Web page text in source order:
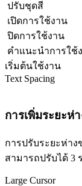
ปรับชุดสี
เปิดการใช้งาน
ปิดการใช้งาน
คำแนะนำการใช้
เริ่มต้นใช้งาน
Text Spacing
การเพิ่มระยะห่
การปรับระยะห่า
สามารถปรับได้ 3
Large Cursor